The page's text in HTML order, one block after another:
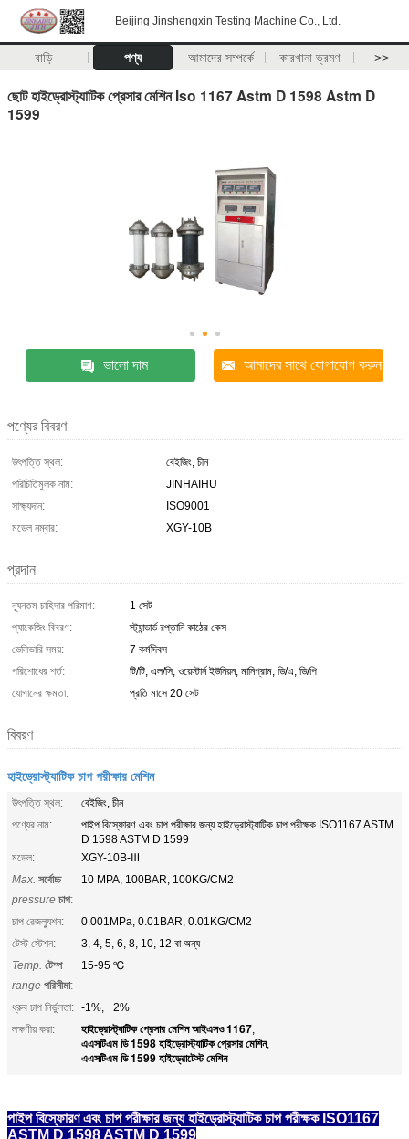
Beijing Jinshengxin Testing Machine Co., Ltd.
বাড়ি পণ্য আমাদের সম্পর্কে কারখানা ভ্রমণ >>
ছোট হাইড্রোস্ট্যাটিক প্রেসার মেশিন Iso 1167 Astm D 1598 Astm D
1599
ভালো দাম আমাদের সাথে যোগাযোগ করুন
পণ্যের বিবরণ
উৎপত্তি স্থল:
বেইজিং, চীন
পরিচিতিমুলক নাম:
JINHAIHU
সাক্ষ্যদান:
ISO9001
মডেল নম্বার:
XGY-10B
প্রদান
ন্যূনতম চাহিদার পরিমাণ:
1 সেট
প্যাকেজিং বিবরণ:
স্ট্যান্ডার্ড রপ্তানি কাঠের কেস
ডেলিভারি সময়:
7 কর্মদিবস
পরিশোধের শর্ত:
টি/টি, এল/সি, ওয়েস্টার্ন ইউনিয়ন, মানিগ্রাম, ডি/এ, ডি/পি
যোগানের ক্ষমতা:
প্রতি মাসে 20 সেট
বিবরণ
হাইড্রোস্ট্যাটিক চাপ পরীক্ষার মেশিন
উৎপত্তি স্থল:
বেইজিং, চীন
পণ্যের নাম:
পাইপ বিস্ফোরণ এবং চাপ পরীক্ষার জন্য হাইড্রোস্ট্যাটিক চাপ পরীক্ষক ISO1167 ASTM
D 1598 ASTM D 1599
মডেল:
XGY-10B-Ⅲ
Max. সর্বোচ্চ
pressure চাপ:
10 MPA, 100BAR, 100KG/CM2
চাপ রেজল্যুশন:
0.001MPa, 0.01BAR, 0.01KG/CM2
টেস্ট স্টেশন:
3, 4, 5, 6, 8, 10, 12 বা অন্য
Temp. টেম্প
range পরিসীমা:
15-95 ℃
ধ্রুব চাপ নির্ভুলতা: -1%, +2%
লক্ষণীয় করা:
হাইড্রোস্ট্যাটিক প্রেসার মেশিন আইএসও 1167,
এএসটিএম ডি 1598 হাইড্রোস্ট্যাটিক প্রেসার মেশিন,
এএসটিএম ডি 1599 হাইড্রোটেস্ট মেশিন
পাইপ বিস্ফোরণ এবং চাপ পরীক্ষার জন্য হাইড্রোস্ট্যাটিক চাপ পরীক্ষক ISO1167
ASTM D 1598 ASTM D 1599